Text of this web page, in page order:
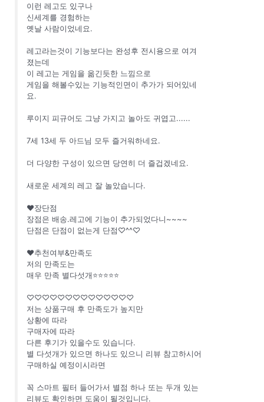
이런 레고도 있구나
신세계를 경험하는
옛날 사람이었네요.
레고라는것이 기능보다는 완성후 전시용으로 여겨
졌는데
이 레고는 게임을 옮긴듯한 느낌으로
게임을 해볼수있는 기능적인면이 추가가 되어있네
요.
루이지 피규어도 그냥 가지고 놀아도 귀엽고......
7세 13세 두 아드님 모두 즐거워하네요.
더 다양한 구성이 있으면 당연히 더 즐겁겠네요.
새로운 세계의 레고 잘 놀았습니다.
❤장단점
장점은 배송.레고에 기능이 추가되었다니~~~~
단점은 단점이 없는게 단점♡^^♡
❤추천여부&만족도
저의 만족도는
매우 만족 별다섯개⭐⭐⭐⭐⭐
♡♡♡♡♡♡♡♡♡♡♡♡♡♡
저는 상품구매 후 만족도가 높지만
상황에 따라
구매자에 따라
다른 후기가 있을수도 있습니다.
별 다섯개가 있으면 하나도 있으니 리뷰 참고하시어
구매하실 예정이시라면
꼭 스마트 필터 들어가서 별점 하나 또는 두개 있는
리뷰도 확인하면 도움이 될것입니다.